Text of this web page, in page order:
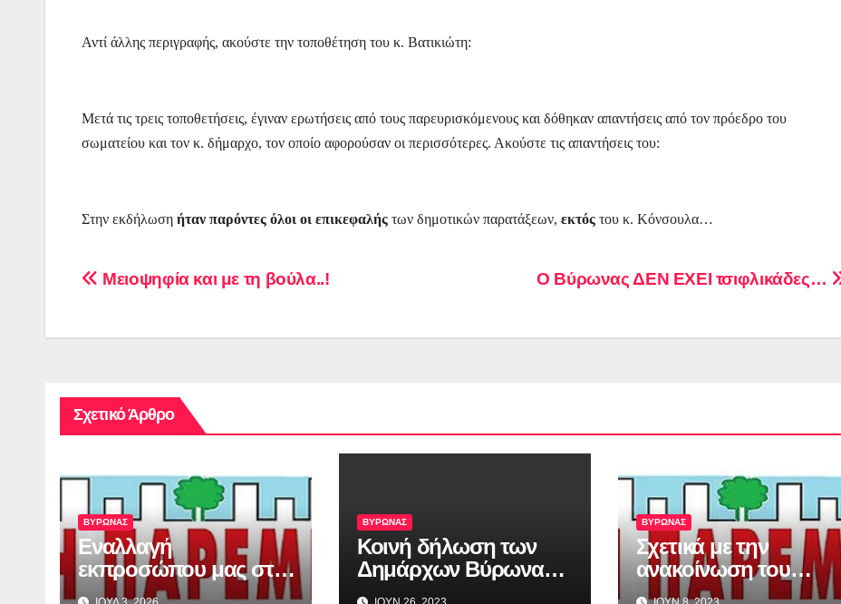
Αντί άλλης περιγραφής, ακούστε την τοποθέτηση του κ. Βατικιώτη:
Μετά τις τρεις τοποθετήσεις, έγιναν ερωτήσεις από τους παρευρισκόμενους και δόθηκαν απαντήσεις από τον πρόεδρο του
σωματείου και τον κ. δήμαρχο, τον οποίο αφορούσαν οι περισσότερες. Ακούστε τις απαντήσεις του:
Στην εκδήλωση ήταν παρόντες όλοι οι επικεφαλής των δημοτικών παρατάξεων, εκτός του κ. Κόνσουλα…
Πλοήγηση
Ο Βύρωνας ΔΕΝ ΕΧΕΙ τσιφλικάδες…
Μειοψηφία και με τη βούλα..!
Σχετικό Άρθρο
ΒΥΡΩΝΑΣ
Εναλλαγή
εκπροσώπου μας στο
δημοτικό συμβούλιο
ΒΥΡΩΝΑΣ
Κοινή δήλωση των
Δημάρχων Βύρωνα
και Δάφνης Υμηττού
ΒΥΡΩΝΑΣ
Σχετικά με την
ανακοίνωση του
δήμου για τον